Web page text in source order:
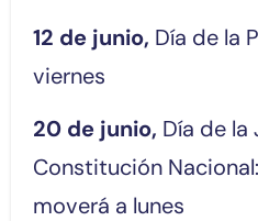
12 de junio, Día de la
viernes
20 de junio, Día de la
Constitución
moverá a lunes